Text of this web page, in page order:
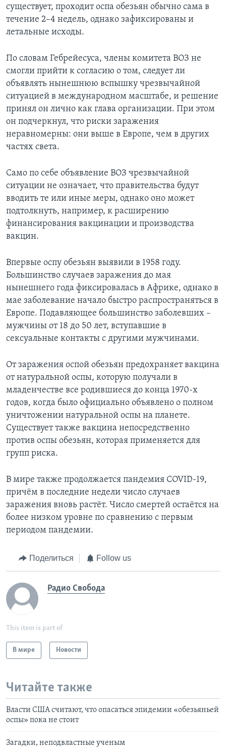
существует, проходит оспа обезьян обычно сама в
течение 2–4 недель, однако зафиксированы и
летальные исходы.
По словам Гебрейесуса, члены комитета ВОЗ не
смогли прийти к согласию о том, следует ли
объявлять нынешнюю вспышку чрезвычайной
ситуацией в международном масштабе, и решение
принял он лично как глава организации. При этом
он подчеркнул, что риски заражения
неравномерны: они выше в Европе, чем в других
частях света.
Само по себе объявление ВОЗ чрезвычайной
ситуации не означает, что правительства будут
вводить те или иные меры, однако оно может
подтолкнуть, например, к расширению
финансирования вакцинации и производства
вакцин.
Впервые оспу обезьян выявили в 1958 году.
Большинство случаев заражения до мая
нынешнего года фиксировалась в Африке, однако в
мае заболевание начало быстро распространяться в
Европе. Подавляющее большинство заболевших –
мужчины от 18 до 50 лет, вступавшие в
сексуальные контакты с другими мужчинами.
От заражения оспой обезьян предохраняет вакцина
от натуральной оспы, которую получали в
младенчестве все родившиеся до конца 1970-х
годов, когда было официально объявлено о полном
уничтожении натуральной оспы на планете.
Существует также вакцина непосредственно
против оспы обезьян, которая применяется для
групп риска.
В мире также продолжается пандемия COVID-19,
причём в последние недели число случаев
заражения вновь растёт. Число смертей остаётся на
более низком уровне по сравнению с первым
периодом пандемии.
Поделиться Follow us
Радио Свобода
This item is part of
В мире Новости
Читайте также
Власти США считают, что опасаться эпидемии «обезьяньей
оспы» пока не стоит
Загадки, неподвластные ученым